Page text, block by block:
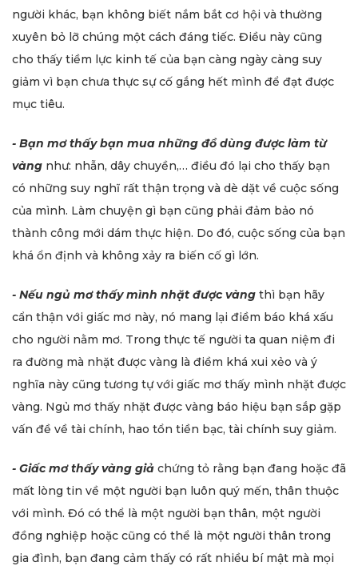
người khác, bạn không biết nắm bắt cơ hội và thường
xuyên bỏ lỡ chúng một cách đáng tiếc. Điều này cũng
cho thấy tiềm lực kinh tế của bạn càng ngày càng suy
giảm vì bạn chưa thực sự cố gắng hết mình để đạt được
mục tiêu.
- Bạn mơ thấy bạn mua những đồ dùng được làm từ
vàng như: nhẫn, dây chuyền,… điều đó lại cho thấy bạn
có những suy nghĩ rất thận trọng và dè dặt về cuộc sống
của mình. Làm chuyện gì bạn cũng phải đảm bảo nó
thành công mới dám thực hiện. Do đó, cuộc sống của bạn
khá ổn định và không xảy ra biến cố gì lớn.
- Nếu ngủ mơ thấy mình nhặt được vàng thì bạn hãy
cẩn thận với giấc mơ này, nó mang lại điềm báo khá xấu
cho người nằm mơ. Trong thực tế người ta quan niệm đi
ra đường mà nhặt được vàng là điềm khá xui xẻo và ý
nghĩa này cũng tương tự với giấc mơ thấy mình nhặt được
vàng. Ngủ mơ thấy nhặt được vàng báo hiệu bạn sắp gặp
vấn đề về tài chính, hao tổn tiền bạc, tài chính suy giảm.
- Giấc mơ thấy vàng giả chứng tỏ rằng bạn đang hoặc đã
mất lòng tin về một người bạn luôn quý mến, thân thuộc
với mình. Đó có thể là một người bạn thân, một người
đồng nghiệp hoặc cũng có thể là một người thân trong
gia đình, bạn đang cảm thấy có rất nhiều bí mật mà mọi